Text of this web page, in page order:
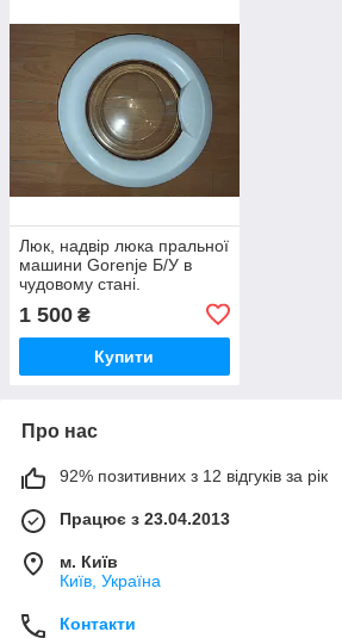
Люк, надвір люка пральної
машини Gorenje Б/У в
чудовому стані.
1 500 ₴
Купити
Про нас
92% позитивних з 12 відгуків за рік
Працює з 23.04.2013
м. Київ
Київ, Україна
Контакти